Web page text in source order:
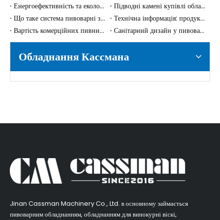
Енергоефективність та екологічні переваги систем пивоварні з паровим обігрівом
Підводні камені купівлі обладнання для крафтової пивоварні: 5 дорогих помилок початківців (і як їх уникнути у 2025 році)
Що таке система пивоварні з паровим підігрівом? Розуміння основ
Технічна інформація: продуктивність і ефективність пивоварних систем з паровим підігрівом
Вартість комерційних пивних ферментерів: які фактори впливають на ціну?
Санітарний дизайн у пивоварінні: переконайтеся, що ваш ферментер готовий до CIP
Обладнання Кассмана
​Jinan Cassman Machinery Co., Ltd. в основному займається
пивоварним обладнанням, обладнанням для винокурні віскі,